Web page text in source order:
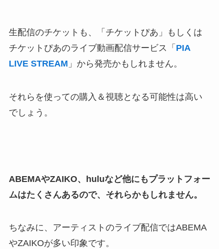
生配信のチケットも、「チケットぴあ」もしくは
チケットぴあのライブ動画配信サービス「 PIA
LIVE STREAM 」から発売かもしれません。
それらを使っての購入＆視聴となる可能性は高い
でしょう。
ABEMAやZAIKO、huluなど他にもプラットフォー
ムはたくさんあるので、それらかもしれません。
ちなみに、アーティストのライブ配信ではABEMA
やZAIKOが多い印象です。